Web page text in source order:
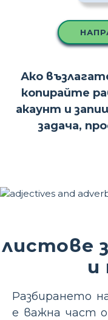
Ако
копирайте
акаунт и
задача,
листове
и
Разбирането
е важна част